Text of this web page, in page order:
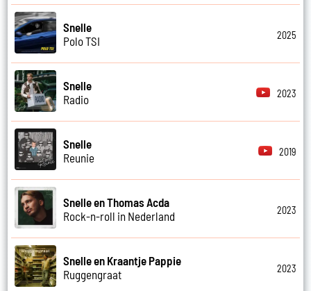
Snelle
Polo TSI
2025
Snelle
Radio
2023
Snelle
Reunie
2019
Snelle en Thomas Acda
Rock-n-roll in Nederland
2023
Snelle en Kraantje Pappie
Ruggengraat
2023